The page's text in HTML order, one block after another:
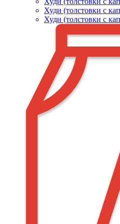
Худи (толстовки с
Худи (толстовки c